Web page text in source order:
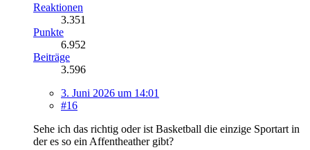
Reaktionen
3.351
Punkte
6.952
Beiträge
3.596
3. Juni 2026 um 14:01
#16
Sehe ich das richtig oder ist Basketball die einzige Sportart in
der es so ein Affentheather gibt?